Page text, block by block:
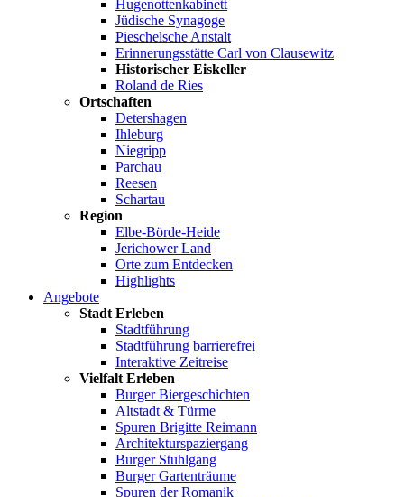
Hugenottenkabinett
Jüdische Synagoge
Pieschelsche Anstalt
Erinnerungsstätte Carl von Clausewitz
Historischer Eiskeller
Roland de Ries
Ortschaften
Detershagen
Ihleburg
Niegripp
Parchau
Reesen
Schartau
Region
Elbe-Börde-Heide
Jerichower Land
Orte zum Entdecken
Highlights
Angebote
Stadt Erleben
Stadtführung
Stadtführung barrierefrei
Interaktive Zeitreise
Vielfalt Erleben
Burger Biergeschichten
Altstadt & Türme
Spuren Brigitte Reimann
Architekturspaziergang
Burger Stuhlgang
Burger Gartenträume
Spuren der Romanik